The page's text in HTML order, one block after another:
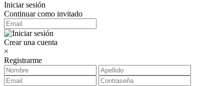
Iniciar sesión
Continuar como invitado
Crear una cuenta
×
Registrarme